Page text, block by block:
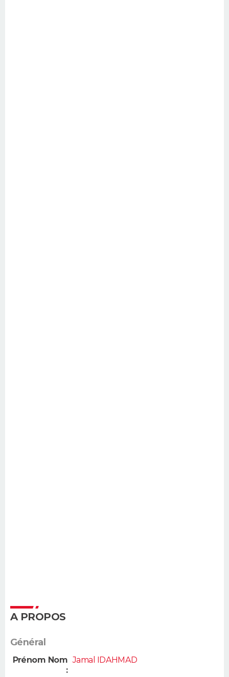
A PROPOS
Général
Prénom Nom
:
Jamal IDAHMAD